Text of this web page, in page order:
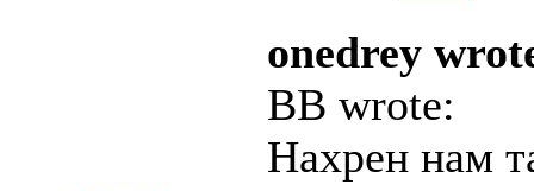
onedrey
BB wrote:
Нахрен нам